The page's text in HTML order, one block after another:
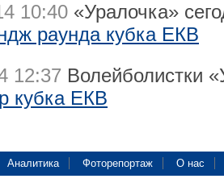
10:40 «Уралочка»
раунда кубка ЕКВ
12:37 Волейболистки
кубка ЕКВ
Аналитика Фоторепортаж О нас